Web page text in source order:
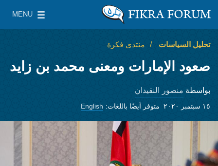
معهد واشنطن لسياسات الشرق الأدنى
MENU
Main Menu
تحليل السياسات منتدى فكرة
صعود الإمارات ومعنى محمد بن زايد
بواسطة منصور النقيدان
١٥ سبتمبر ٢٠٢٠ متوفر أيضًا باللغات: English